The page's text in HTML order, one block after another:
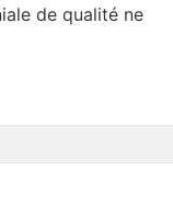
de qualité ne